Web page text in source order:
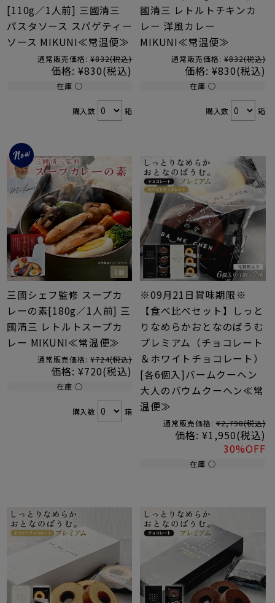
[110g／1人前] 三國清三
パスタソース スパゲティー
ソース MIKUNI≪常温便≫
通常販売価格: ¥832(税込)
価格: ¥830(税込)
在庫 ○
購入数 箱
國清三 レトルトチキンカ
レー 洋風カレー
MIKUNI≪常温便≫
通常販売価格: ¥832(税込)
価格: ¥830(税込)
在庫 ○
購入数 箱
三國シェフ監修 スープカ
レーの素[180g／1人前] 三
國清三 レトルトスープカ
レー MIKUNI≪常温便≫
通常販売価格: ¥724(税込)
価格: ¥720(税込)
在庫 ○
購入数 箱
※09月21日賞味期限※
【食べ比べセット】しっと
りなめらかおとなのばうむ
プレミアム（チョコレート
＆ホワイトチョコレート）
[各6個入]バームクーヘン
大人のバウムクーヘン≪常
温便≫
通常販売価格: ¥2,798(税込)
価格: ¥1,950(税込)
30%OFF
在庫 ○